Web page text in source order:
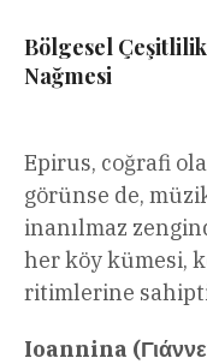
Bölgesel
Nağmesi
Epirus, coğrafi
görünse de,
inanılmaz
her köy kümesi,
ritimlerine
Ioannina